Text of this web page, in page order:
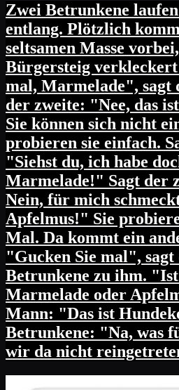
Zwei Betrunkene
entlang. Plötzlich
seltsamen Masse
Bürgersteig
mal, Marmelade", sagt
der zweite: "Nee, das
Sie können sich nicht
probieren sie einfach.
"Siehst du, ich habe
Marmelade!" Sagt der
Nein, für mich
Apfelmus!" Sie
Mal. Da kommt ein
"Gucken Sie mal", sagt
Betrunkene zu ihm.
Marmelade oder
Mann: "Das ist
Betrunkene: "Na, was
wir da nicht